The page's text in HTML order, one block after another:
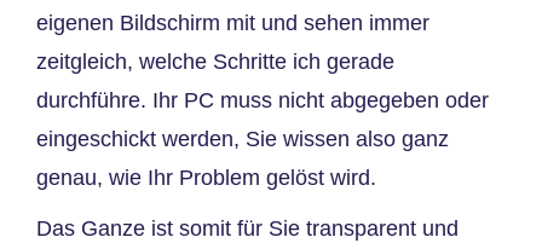
eigenen Bildschirm mit und sehen immer
zeitgleich, welche Schritte ich gerade
durchführe. Ihr PC muss nicht abgegeben oder
eingeschickt werden, Sie wissen also ganz
genau, wie Ihr Problem gelöst wird.
Das Ganze ist somit für Sie transparent und